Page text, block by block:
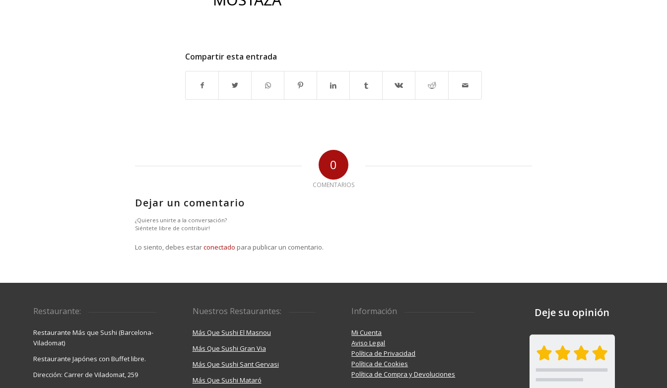
Compartir esta entrada
0
COMENTARIOS
Dejar un comentario
¿Quieres unirte a la conversación?
Siéntete libre de contribuir!
Lo siento, debes estarconectado para publicar un comentario.
Restaurante:
Restaurante Más que Sushi (Barcelona-
Viladomat)
Restaurante Japónes con Buffet libre.
Dirección: Carrer de Viladomat, 259
Nuestros Restaurantes:
Más Que Sushi El Masnou
Más Que Sushi Gran Via
Más Que Sushi Sant Gervasi
Más Que Sushi Mataró
Información
Mi Cuenta
Aviso Legal
Política de Privacidad
Política de Cookies
Política de Compra y Devoluciones
Deje su opinión